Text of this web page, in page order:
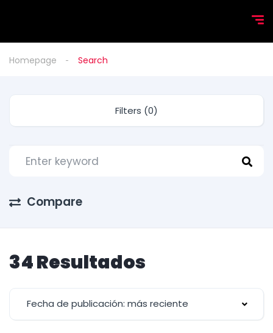
Homepage Search
Filters (0)
Compare
34 Resultados
Fecha de publicación: más reciente